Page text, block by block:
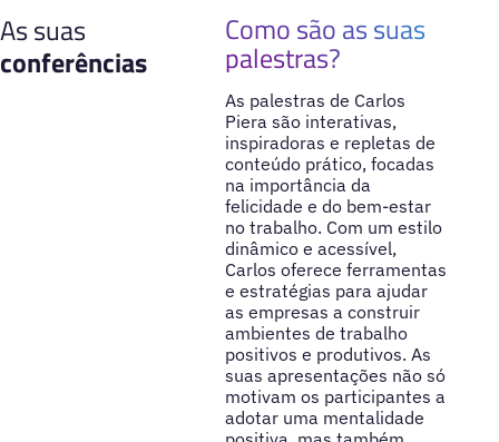
As suas
conferências
Como são as suas
palestras?
As palestras de Carlos
Piera são interativas,
inspiradoras e repletas de
conteúdo prático, focadas
na importância da
felicidade e do bem-estar
no trabalho. Com um estilo
dinâmico e acessível,
Carlos oferece ferramentas
e estratégias para ajudar
as empresas a construir
ambientes de trabalho
positivos e produtivos. As
suas apresentações não só
motivam os participantes a
adotar uma mentalidade